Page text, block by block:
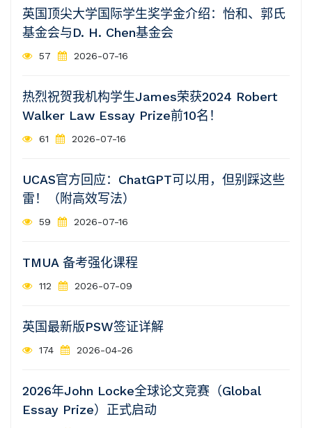
英国顶尖大学国际学生奖学金介绍：怡和、郭氏
基金会与D. H. Chen基金会
57 2026-07-16
热烈祝贺我机构学生James荣获2024 Robert
Walker Law Essay Prize前10名！
61 2026-07-16
UCAS官方回应：ChatGPT可以用，但别踩这些
雷！（附高效写法）
59 2026-07-16
TMUA 备考强化课程
112 2026-07-09
英国最新版PSW签证详解
174 2026-04-26
2026年John Locke全球论文竞赛（Global
Essay Prize）正式启动